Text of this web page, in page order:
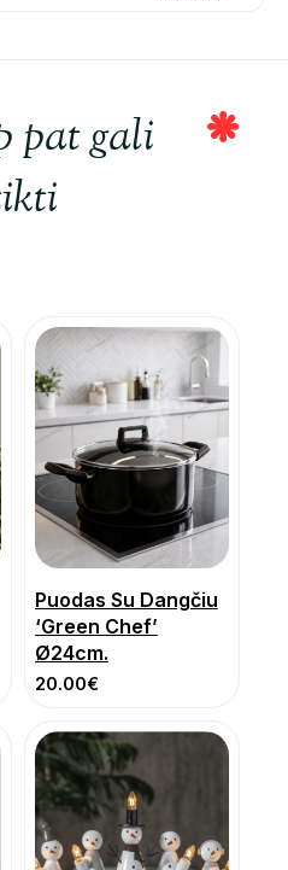
pat gali
Puodas Su Dangčiu
‘Green Chef’
Ø24cm.
20.00€